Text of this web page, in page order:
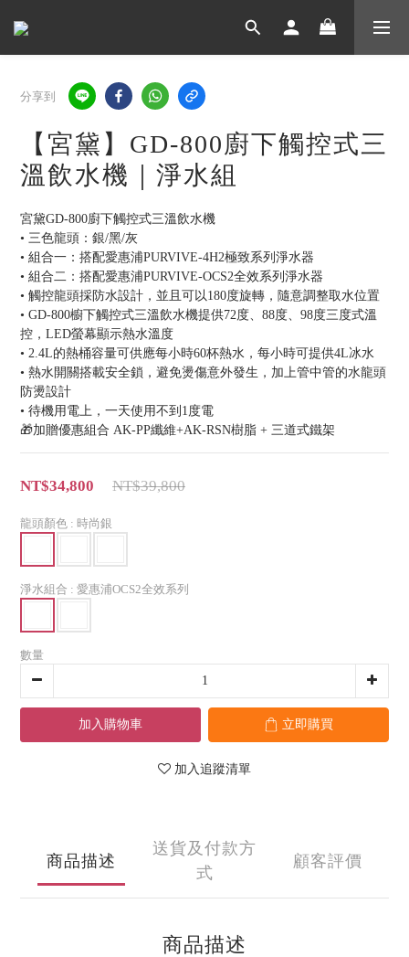
分享到
【宮黛】GD-800廚下觸控式三
溫飲水機｜淨水組
宮黛GD-800廚下觸控式三溫飲水機
• 三色龍頭：銀/黑/灰
• 組合一：搭配愛惠浦PURVIVE-4H2極致系列淨水器
• 組合二：搭配愛惠浦PURVIVE-OCS2全效系列淨水器
• 觸控龍頭採防水設計，並且可以180度旋轉，隨意調整取水位置
• GD-800櫥下觸控式三溫飲水機提供72度、88度、98度三度式溫
控，LED螢幕顯示熱水溫度
• 2.4L的熱桶容量可供應每小時60杯熱水，每小時可提供4L冰水
• 熱水開關搭載安全鎖，避免燙傷意外發生，加上管中管的水龍頭
防燙設計
• 待機用電上，一天使用不到1度電
🎁加贈優惠組合 AK-PP纖維+AK-RSN樹脂 + 三道式鐵架
NT$39,800
NT$34,800
龍頭顏色 : 時尚銀
淨水組合 : 愛惠浦OCS2全效系列
數量
加入購物車 立即購買
加入追蹤清單
商品描述
送貨及付款方
式
顧客評價
商品描述